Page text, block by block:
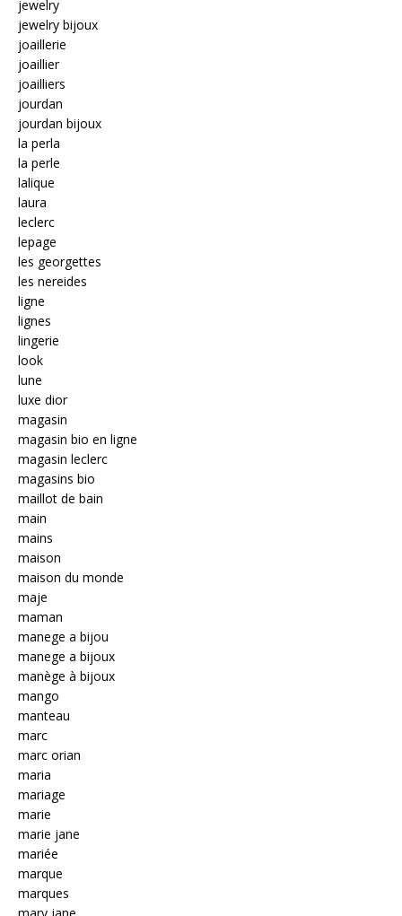
jewelry
jewelry bijoux
joaillerie
joaillier
joailliers
jourdan
jourdan bijoux
la perla
la perle
lalique
laura
leclerc
lepage
les georgettes
les nereides
ligne
lignes
lingerie
look
lune
luxe dior
magasin
magasin bio en ligne
magasin leclerc
magasins bio
maillot de bain
main
mains
maison
maison du monde
maje
maman
manege a bijou
manege a bijoux
manège à bijoux
mango
manteau
marc
marc orian
maria
mariage
marie
marie jane
mariée
marque
marques